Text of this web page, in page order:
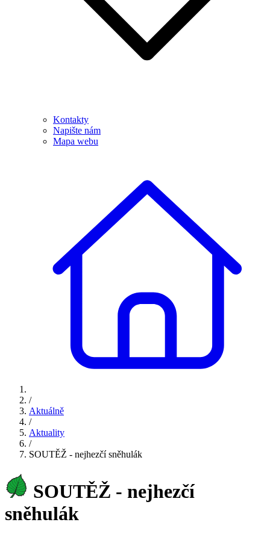
Kontakty
Napište nám
Mapa webu
/
Aktuálně
/
Aktuality
/
SOUTĚŽ - nejhezčí sněhulák
SOUTĚŽ - nejhezčí
sněhulák